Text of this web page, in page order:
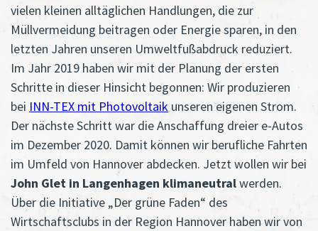
vielen kleinen alltäglichen Handlungen, die zur
Müllvermeidung beitragen oder Energie sparen, in den
letzten Jahren unseren Umweltfußabdruck reduziert.
Im Jahr 2019 haben wir mit der Planung der ersten
Schritte in dieser Hinsicht begonnen: Wir produzieren
bei INN-TEX mit Photovoltaik unseren eigenen Strom.
Der nächste Schritt war die Anschaffung dreier e-Autos
im Dezember 2020. Damit können wir berufliche Fahrten
im Umfeld von Hannover abdecken. Jetzt wollen wir bei
John Glet in Langenhagen klimaneutralwerden.
Über die Initiative „Der grüne Faden“ des
Wirtschaftsclubs in der Region Hannover haben wir von